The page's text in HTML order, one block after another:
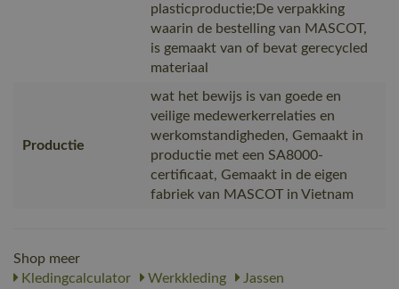
plasticproductie;De verpakking
waarin de bestelling van MASCOT,
is gemaakt van of bevat gerecycled
materiaal
Productie
wat het bewijs is van goede en
veilige medewerkerrelaties en
werkomstandigheden, Gemaakt in
productie met een SA8000-
certificaat, Gemaakt in de eigen
fabriek van MASCOT in Vietnam
Shop meer
Kledingcalculator
Werkkleding
Jassen